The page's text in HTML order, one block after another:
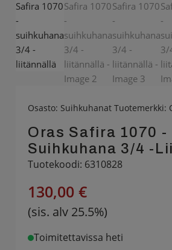
Osasto: Suihkuhanat Tuotemerkki:
Oras Safira 1070 -
Suihkuhana 3/4 -
Tuotekoodi: 6310828
130,00 €
(sis. alv 25.5%)
Toimitettavissa heti